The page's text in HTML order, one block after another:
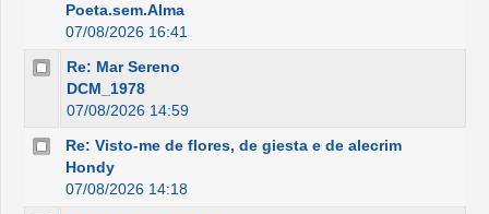
Poeta.sem.Alma
07/08/2026 16:41
Re: Mar Sereno
DCM_1978
07/08/2026 14:59
Re: Visto-me de flores, de giesta e de alecrim
Hondy
07/08/2026 14:18